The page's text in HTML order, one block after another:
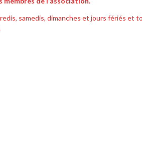
samedis, dimanches et jours fériés et